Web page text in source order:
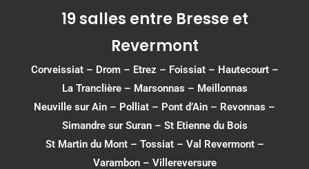
19 salles entre Bresse et
Revermont
Corveissiat– Drom– Etrez – Foissiat– Hautecourt–
La Tranclière – Marsonnas – Meillonnas
Neuville sur Ain – Polliat – Pont d’Ain – Revonnas –
Simandre sur Suran– St Etienne du Bois
St Martin du Mont– Tossiat– Val Revermont–
Varambon– Villereversure